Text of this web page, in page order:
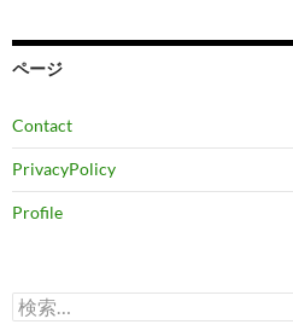
ブ
ページ
Contact
PrivacyPolicy
Profile
検
索: